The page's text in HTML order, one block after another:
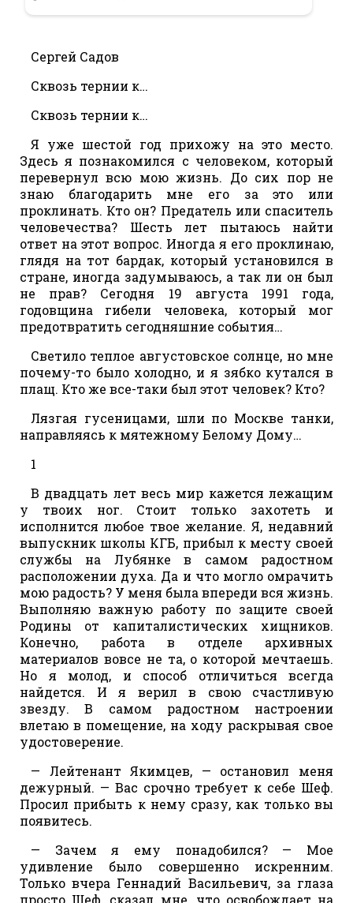
Сергей Садов
Сквозь тернии к…
Сквозь тернии к…
Я уже шестой год прихожу на это место.
Здесь я познакомился с человеком, который
перевернул всю мою жизнь. До сих пор не
знаю благодарить мне его за это или
проклинать. Кто он? Предатель или спаситель
человечества? Шесть лет пытаюсь найти
ответ на этот вопрос. Иногда я его проклинаю,
глядя на тот бардак, который установился в
стране, иногда задумываюсь, а так ли он был
не прав? Сегодня 19 августа 1991 года,
годовщина гибели человека, который мог
предотвратить сегодняшние события…
Светило теплое августовское солнце, но мне
почему-то было холодно, и я зябко кутался в
плащ. Кто же все-таки был этот человек? Кто?
Лязгая гусеницами, шли по Москве танки,
направляясь к мятежному Белому Дому…
1
В двадцать лет весь мир кажется лежащим
у твоих ног. Стоит только захотеть и
исполнится любое твое желание. Я, недавний
выпускник школы КГБ, прибыл к месту своей
службы на Лубянке в самом радостном
расположении духа. Да и что могло омрачить
мою радость? У меня была впереди вся жизнь.
Выполняю важную работу по защите своей
Родины от капиталистических хищников.
Конечно, работа в отделе архивных
материалов вовсе не та, о которой мечтаешь.
Но я молод, и способ отличиться всегда
найдется. И я верил в свою счастливую
звезду. В самом радостном настроении
влетаю в помещение, на ходу раскрывая свое
удостоверение.
— Лейтенант Якимцев, — остановил меня
дежурный. — Вас срочно требует к себе Шеф.
Просил прибыть к нему сразу, как только вы
появитесь.
— Зачем я ему понадобился? — Мое
удивление было совершенно искренним.
Только вчера Геннадий Васильевич, за глаза
просто Шеф, сказал мне, что освобождает на